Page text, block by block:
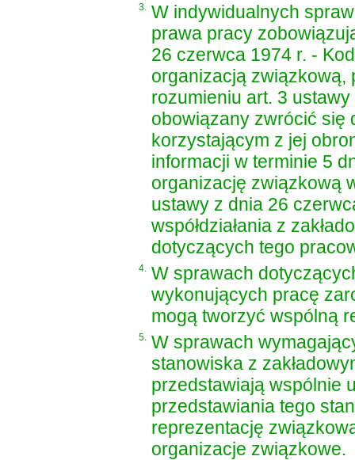
3. W indywidualnych
prawa pracy
26 czerwca 1974 r. -
organizacją związkową,
rozumieniu art. 3
obowiązany zwrócić się
korzystającym z jej
informacji w terminie 5
organizację związkową
ustawy z dnia 26
współdziałania z
dotyczących tego
4. W sprawach
wykonujących pracę
mogą tworzyć wspólną
5. W sprawach
stanowiska z
przedstawiają wspólnie
przedstawiania tego
reprezentację
organizacje związkowe.